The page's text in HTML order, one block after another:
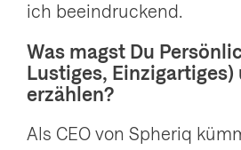
ich beeindruckend.
Was magst Du
Lustiges, Einzigartiges)
erzählen?
Als CEO von Spheriq